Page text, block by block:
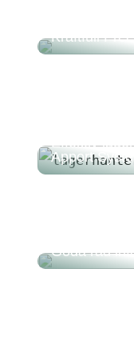
Kraftfull
Effektiv
Apport
Goda råd